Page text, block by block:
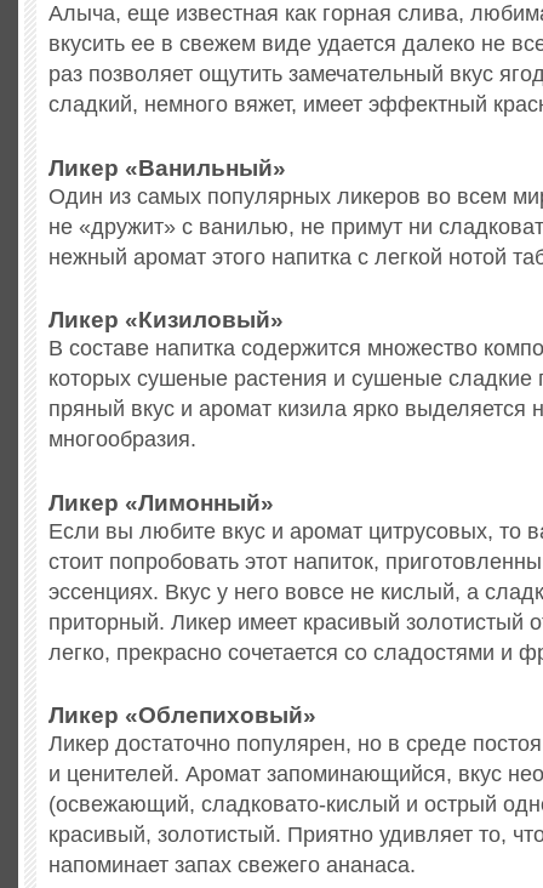
Алыча, еще известная как горная слива,
вкусить ее в свежем виде удается далеко не
раз позволяет ощутить замечательный вкус
сладкий, немного вяжет, имеет эффектный
Ликер «Ванильный»
Один из самых популярных ликеров во всем
не «дружит» с ванилью, не примут ни
нежный аромат этого напитка с легкой нотой
Ликер «Кизиловый»
В составе напитка содержится множество
которых сушеные растения и сушеные
пряный вкус и аромат кизила ярко выделяется
многообразия.
Ликер «Лимонный»
Если вы любите вкус и аромат цитрусовых, то
стоит попробовать этот напиток,
эссенциях. Вкус у него вовсе не кислый, а
приторный. Ликер имеет красивый золотистый
легко, прекрасно сочетается со сладостями и
Ликер «Облепиховый»
Ликер достаточно популярен, но в среде
и ценителей. Аромат запоминающийся, вкус
(освежающий, сладковато-кислый и острый
красивый, золотистый. Приятно удивляет то,
напоминает запах свежего ананаса.